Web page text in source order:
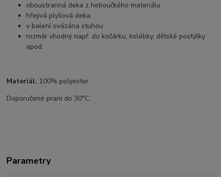
oboustranná deka z heboučkého materiálu
hřejivá plyšová deka
v balení ovázána stuhou
rozměr vhodný např. do kočárku, kolébky, dětské postýlky
apod.
Materiál: 100% polyester
Doporučené praní do 30°C.
Parametry